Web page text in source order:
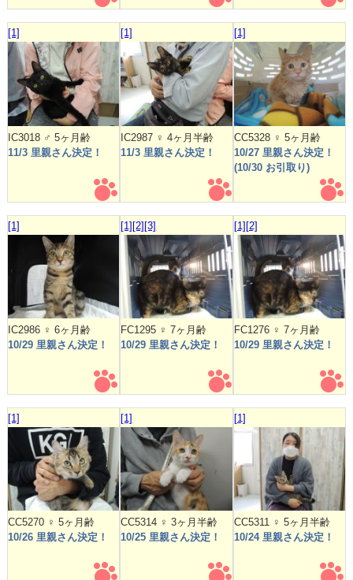
[1]
IC3018 ♂ 5ヶ月齢
11/3 里親さん決定！
[1]
IC2987 ♀ 4ヶ月半齢
11/3 里親さん決定！
[1]
CC5328 ♀ 5ヶ月齢
10/27 里親さん決定！
(10/30 お引取り)
[1]
IC2986 ♀ 6ヶ月齢
10/29 里親さん決定！
[1][2][3]
FC1295 ♀ 7ヶ月齢
10/29 里親さん決定！
[1][2]
FC1276 ♀ 7ヶ月齢
10/29 里親さん決定！
[1]
CC5270 ♀ 5ヶ月齢
10/26 里親さん決定！
[1]
CC5314 ♀ 3ヶ月半齢
10/25 里親さん決定！
[1]
CC5311 ♀ 5ヶ月半齢
10/24 里親さん決定！